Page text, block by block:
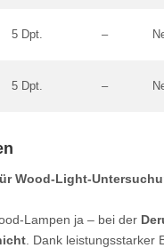
5 Dpt. –
5 Dpt. –
Wood-Light-
Lampen ja – bei der
. Dank leistungsstarker